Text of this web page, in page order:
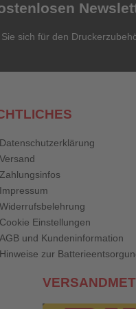
sich für den
Datenschutzerklärung
Versand
Zahlungsinfos
Impressum
Widerrufsbelehrung
Cookie Einstellungen
AGB und Kundeninformation
Hinweise zur